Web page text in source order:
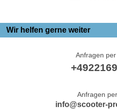
Wir helfen gerne weiter
Anfragen per
Anfragen
info@scooter-